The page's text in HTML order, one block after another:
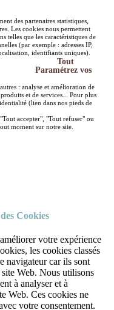
des partenaires statistiques,
Les cookies nous permettent
telles que les caractéristiques de
(par exemple : adresses IP,
identifiants uniques).
Tout
Paramétrez vos
: analyse et amélioration de
et de services... Pour plus
(lien dans nos pieds de
accepter", "Tout refuser" ou
moment sur notre site.
Cookies
votre expérience
les cookies classés
navigateur car ils sont
Web. Nous utilisons
à analyser et à
Web. Ces cookies ne
votre consentement.